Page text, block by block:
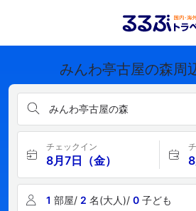
みんわ亭古屋の森周
みんわ亭古屋の森
チェックイン
8月7日（金）
1 部屋/ 2 名(大人)/ 0 子ども